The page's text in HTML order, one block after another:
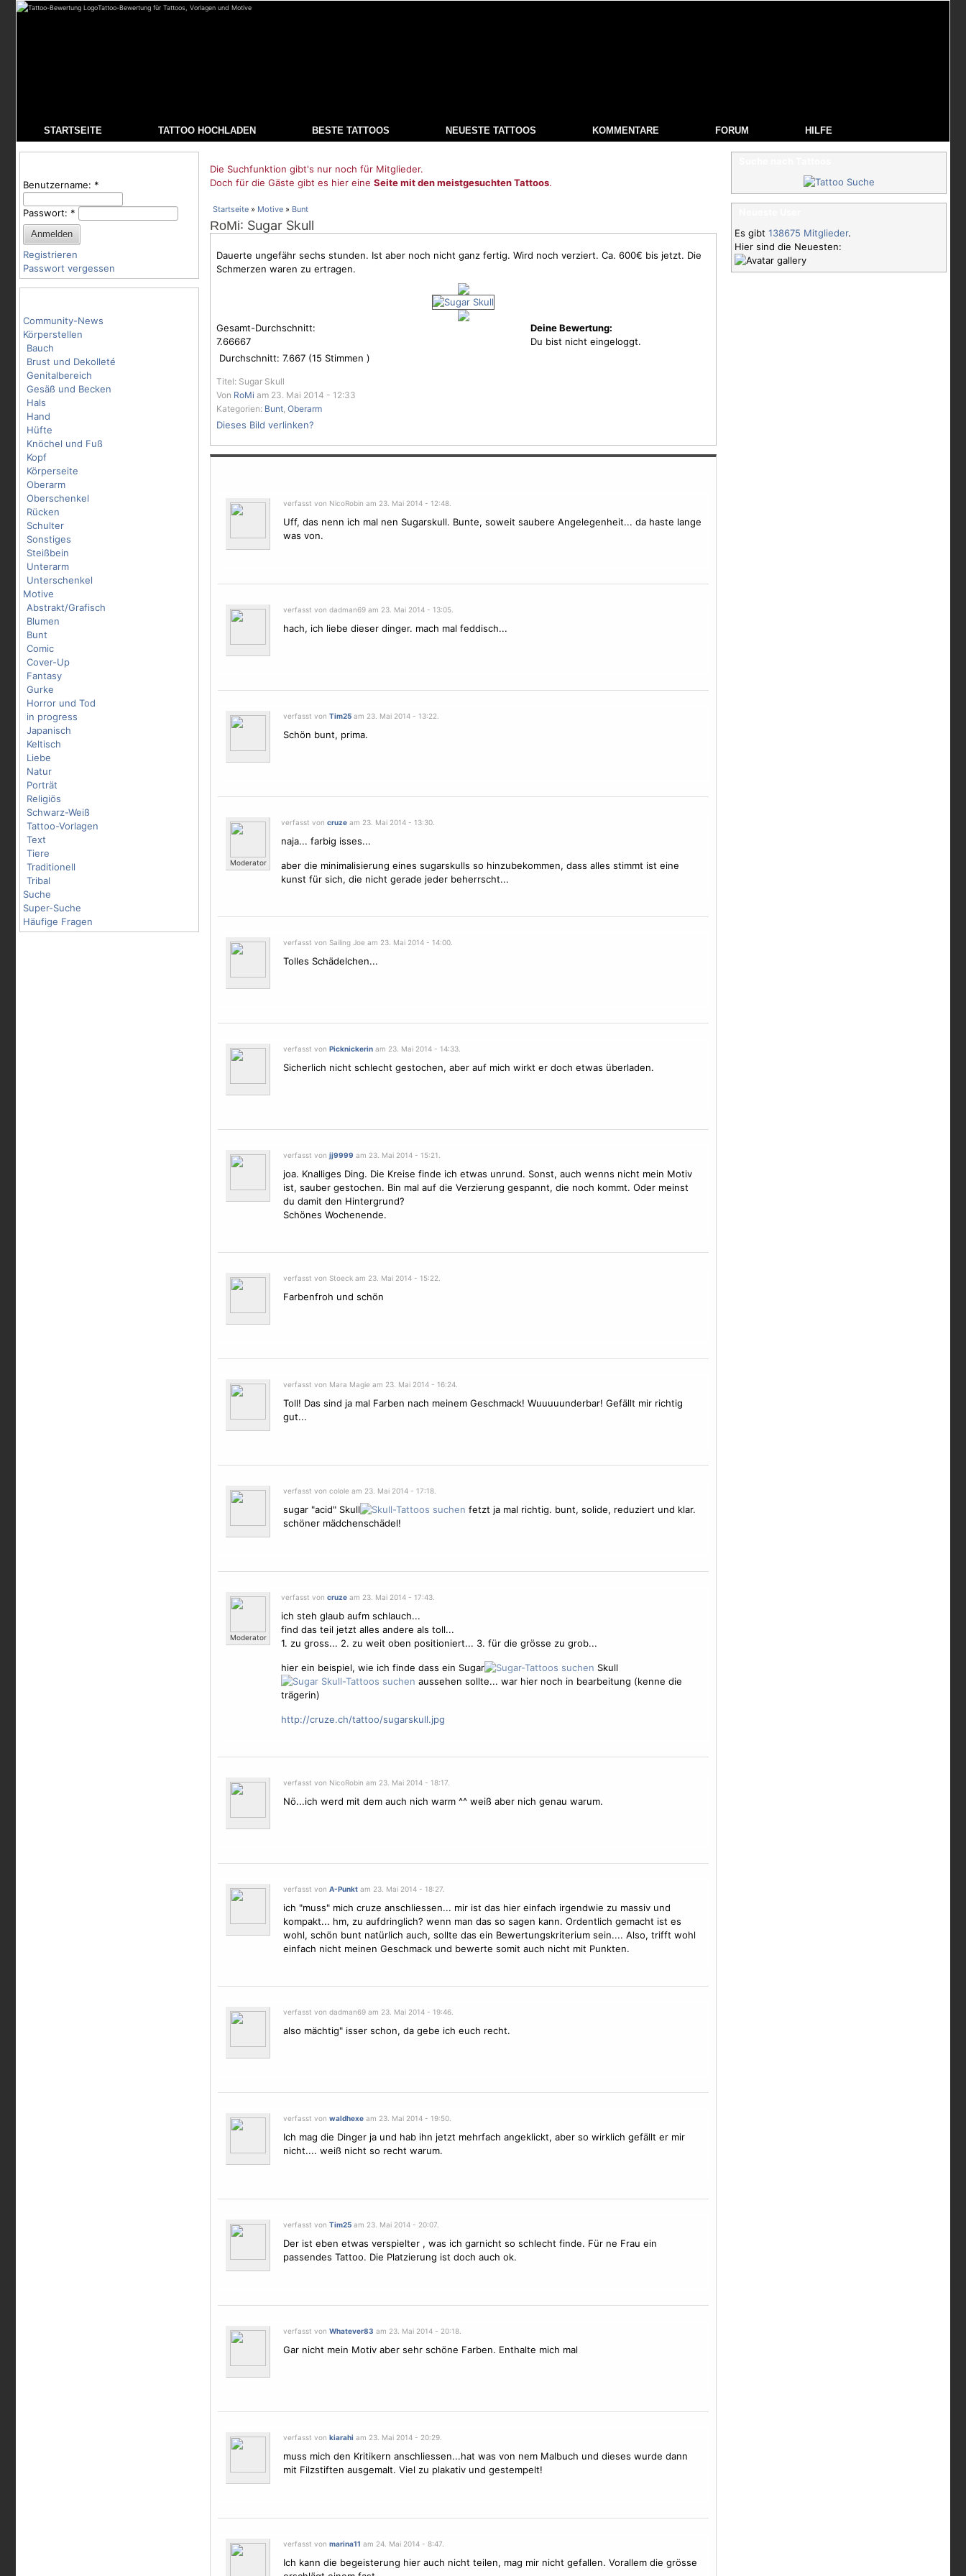
Tattoo-Bewertung für Tattoos, Vorlagen und Motive
STARTSEITE TATTOO HOCHLADEN BESTE TATTOOS NEUESTE TATTOOS KOMMENTARE FORUM HILFE
Benutzername: *
Passwort: *
Registrieren
Passwort vergessen
Community-News
Körperstellen
Bauch
Brust und Dekolleté
Genitalbereich
Gesäß und Becken
Hals
Hand
Hüfte
Knöchel und Fuß
Kopf
Körperseite
Oberarm
Oberschenkel
Rücken
Schulter
Sonstiges
Steißbein
Unterarm
Unterschenkel
Motive
Abstrakt/Grafisch
Blumen
Bunt
Comic
Cover-Up
Fantasy
Gurke
Horror und Tod
in progress
Japanisch
Keltisch
Liebe
Natur
Porträt
Religiös
Schwarz-Weiß
Tattoo-Vorlagen
Text
Tiere
Traditionell
Tribal
Suche
Super-Suche
Häufige Fragen
Die Suchfunktion gibt's nur noch für Mitglieder.
Doch für die Gäste gibt es hier eine Seite mit den meistgesuchten Tattoos.
Startseite » Motive » Bunt
RoMi: Sugar Skull
Dauerte ungefähr sechs stunden. Ist aber noch nicht ganz fertig. Wird noch verziert. Ca. 600€ bis jetzt. Die
Schmerzen waren zu ertragen.
Gesamt-Durchschnitt:
7.66667
Durchschnitt: 7.667 (15 Stimmen )
Deine Bewertung:
Du bist nicht eingeloggt.
Titel: Sugar Skull
Von RoMi am 23. Mai 2014 - 12:33
Kategorien: Bunt, Oberarm
Dieses Bild verlinken?
verfasst von NicoRobin am 23. Mai 2014 - 12:48.
Uff, das nenn ich mal nen Sugarskull. Bunte, soweit saubere Angelegenheit... da haste lange
was von.
verfasst von dadman69 am 23. Mai 2014 - 13:05.
hach, ich liebe dieser dinger. mach mal feddisch...
verfasst von Tim25am 23. Mai 2014 - 13:22.
Schön bunt, prima.
Moderator
verfasst von cruzeam 23. Mai 2014 - 13:30.
naja... farbig isses...
aber die minimalisierung eines sugarskulls so hinzubekommen, dass alles stimmt ist eine
kunst für sich, die nicht gerade jeder beherrscht...
verfasst von Sailing Joe am 23. Mai 2014 - 14:00.
Tolles Schädelchen...
verfasst von Picknickerinam 23. Mai 2014 - 14:33.
Sicherlich nicht schlecht gestochen, aber auf mich wirkt er doch etwas überladen.
verfasst von jj9999 am 23. Mai 2014 - 15:21.
joa. Knalliges Ding. Die Kreise finde ich etwas unrund. Sonst, auch wenns nicht mein Motiv
ist, sauber gestochen. Bin mal auf die Verzierung gespannt, die noch kommt. Oder meinst
du damit den Hintergrund?
Schönes Wochenende.
verfasst von Stoeck am 23. Mai 2014 - 15:22.
Farbenfroh und schön
verfasst von Mara Magie am 23. Mai 2014 - 16:24.
Toll! Das sind ja mal Farben nach meinem Geschmack! Wuuuuunderbar! Gefällt mir richtig
gut...
verfasst von colole am 23. Mai 2014 - 17:18.
sugar "acid" Skull
fetzt ja mal richtig. bunt, solide, reduziert und klar.
schöner mädchenschädel!
Moderator
verfasst von cruzeam 23. Mai 2014 - 17:43.
ich steh glaub aufm schlauch...
find das teil jetzt alles andere als toll...
1. zu gross... 2. zu weit oben positioniert... 3. für die grösse zu grob...
hier ein beispiel, wie ich finde dass ein Sugar
Skull
aussehen sollte... war hier noch in bearbeitung (kenne die
trägerin)
http://cruze.ch/tattoo/sugarskull.jpg
verfasst von NicoRobin am 23. Mai 2014 - 18:17.
Nö...ich werd mit dem auch nich warm ^^ weiß aber nich genau warum.
verfasst von A-Punktam 23. Mai 2014 - 18:27.
ich "muss" mich cruze anschliessen... mir ist das hier einfach irgendwie zu massiv und
kompakt... hm, zu aufdringlich? wenn man das so sagen kann. Ordentlich gemacht ist es
wohl, schön bunt natürlich auch, sollte das ein Bewertungskriterium sein.... Also, trifft wohl
einfach nicht meinen Geschmack und bewerte somit auch nicht mit Punkten.
verfasst von dadman69 am 23. Mai 2014 - 19:46.
also mächtig" isser schon, da gebe ich euch recht.
verfasst von waldhexeam 23. Mai 2014 - 19:50.
Ich mag die Dinger ja und hab ihn jetzt mehrfach angeklickt, aber so wirklich gefällt er mir
nicht.... weiß nicht so recht warum.
verfasst von Tim25am 23. Mai 2014 - 20:07.
Der ist eben etwas verspielter , was ich garnicht so schlecht finde. Für ne Frau ein
passendes Tattoo. Die Platzierung ist doch auch ok.
verfasst von Whatever83 am 23. Mai 2014 - 20:18.
Gar nicht mein Motivaber sehr schöne Farben. Enthalte mich mal
verfasst von kiarahi am 23. Mai 2014 - 20:29.
muss mich den Kritikern anschliessen...hat was von nem Malbuch und dieses wurde dann
mit Filzstiften ausgemalt. Viel zu plakativ und gestempelt!
verfasst von marina11 am 24. Mai 2014 - 8:47.
Ich kann die begeisterung hier auch nicht teilen, mag mir nicht gefallen. Vorallem die grösse
Es gibt 138675 Mitglieder.
Hier sind die Neuesten: